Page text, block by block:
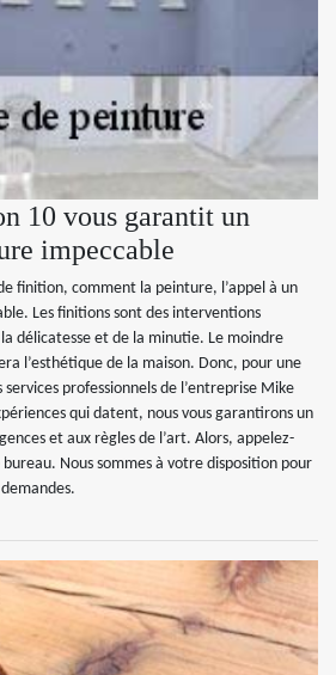
10 vous garantit un
impeccable
finition, comment la peinture, l’appel à un
Les finitions sont des interventions
délicatesse et de la minutie. Le moindre
l’esthétique de la maison. Donc, pour une
professionnels de l’entreprise Mike
qui datent, nous vous garantirons un
et aux règles de l’art. Alors, appelez-
Nous sommes à votre disposition pour